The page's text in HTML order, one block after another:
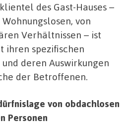
des Gast-Hauses –
von
Verhältnissen – ist
ihren spezifischen
deren Auswirkungen
der Betroffenen.
von obdachlosen
Personen